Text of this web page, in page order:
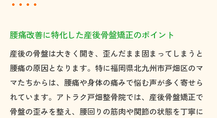
腰痛改善に特化した産後骨盤矯正のポイント
産後の骨盤は大きく開き、歪んだまま固まってしまうと
腰痛の原因となります。特に福岡県北九州市戸畑区のマ
マたちからは、腰痛や身体の痛みで悩む声が多く寄せら
れています。アトラク戸畑整骨院では、産後骨盤矯正で
骨盤の歪みを整え、腰回りの筋肉や関節の状態を丁寧に